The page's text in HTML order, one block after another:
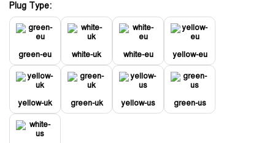
Plug Type:
green-eu white-uk white-eu yellow-eu
yellow-uk green-uk yellow-us green-us